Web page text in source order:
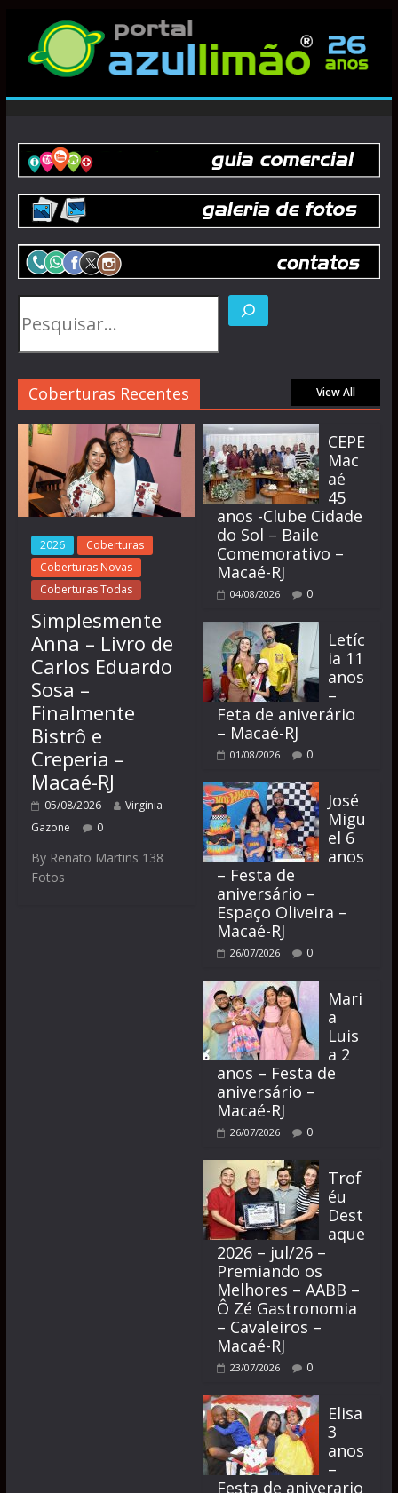
Coberturas Recentes View All
2026
Coberturas
Coberturas Novas
Coberturas Todas
Simplesmente
Anna – Livro de
Carlos Eduardo
Sosa –
Finalmente
Bistrô e
Creperia –
Macaé-RJ
05/08/2026
Virginia
Gazone
0
By Renato Martins 138
Fotos
CEPE
Mac
aé
45
anos -Clube Cidade
do Sol – Baile
Comemorativo –
Macaé-RJ
04/08/2026 0
Letíc
ia 11
anos
–
Feta de aniverário
– Macaé-RJ
01/08/2026 0
José
Migu
el 6
anos
– Festa de
aniversário –
Espaço Oliveira –
Macaé-RJ
26/07/2026 0
Mari
a
Luis
a 2
anos – Festa de
aniversário –
Macaé-RJ
26/07/2026 0
Trof
éu
Dest
aque
2026 – jul/26 –
Premiando os
Melhores – AABB –
Ô Zé Gastronomia
– Cavaleiros –
Macaé-RJ
23/07/2026 0
Elisa
3
anos
–
Festa de aniverario